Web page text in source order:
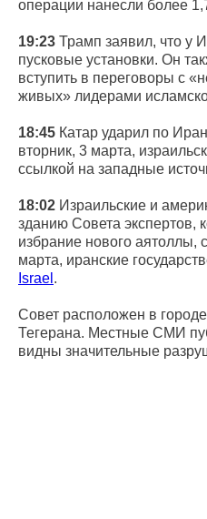
операции нанесли более
19:23 Трамп заявил, что у
пусковые установки. Он
вступить в переговоры с
живых» лидерами
18:45 Катар ударил по
вторник, 3 марта,
ссылкой на западные
18:02 Израильские и
зданию Совета экспертов,
избрание нового аятоллы,
марта, иранские
Israel .
Совет расположен в
Тегерана. Местные СМИ
видны значительные